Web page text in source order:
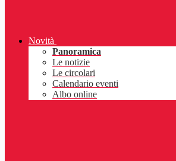
Novità
Panoramica
Le notizie
Le circolari
Calendario eventi
Albo online